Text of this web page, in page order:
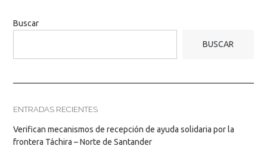
Buscar
BUSCAR
ENTRADAS RECIENTES
Verifican mecanismos de recepción de ayuda solidaria por la
frontera Táchira – Norte de Santander